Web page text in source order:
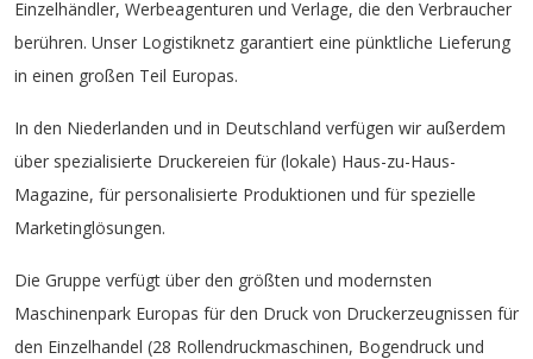
Einzelhändler, Werbeagenturen und Verlage, die den Verbraucher
berühren. Unser Logistiknetz garantiert eine pünktliche Lieferung
in einen großen Teil Europas.
In den Niederlanden und in Deutschland verfügen wir außerdem
über spezialisierte Druckereien für (lokale) Haus-zu-Haus-
Magazine, für personalisierte Produktionen und für spezielle
Marketinglösungen.
Die Gruppe verfügt über den größten und modernsten
Maschinenpark Europas für den Druck von Druckerzeugnissen für
den Einzelhandel (28 Rollendruckmaschinen, Bogendruck und